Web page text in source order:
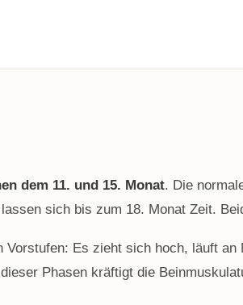
dem 11. und 15. Monat. Die
sich bis zum 18. Monat Zeit.
Es zieht sich hoch, läuft an
Phasen kräftigt die